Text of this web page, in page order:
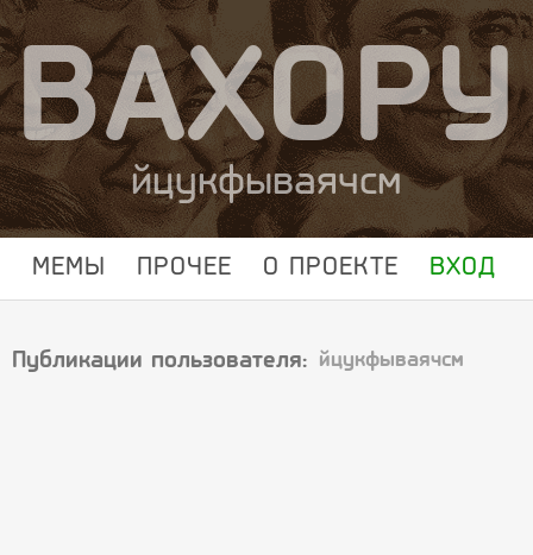
ВАХОРУ
йцукфываячсм
МЕМЫ ПРОЧЕЕ О ПРОЕКТЕ ВХОД
Публикации пользователя: йцукфываячсм